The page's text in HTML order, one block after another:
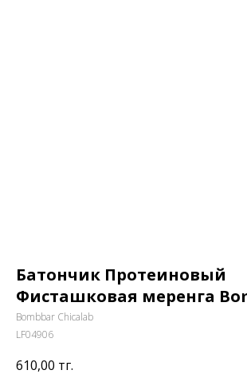
Батончик Протеиновый
Фисташковая меренга
Bombbar Chicalab
LF04906
610,00 тг.